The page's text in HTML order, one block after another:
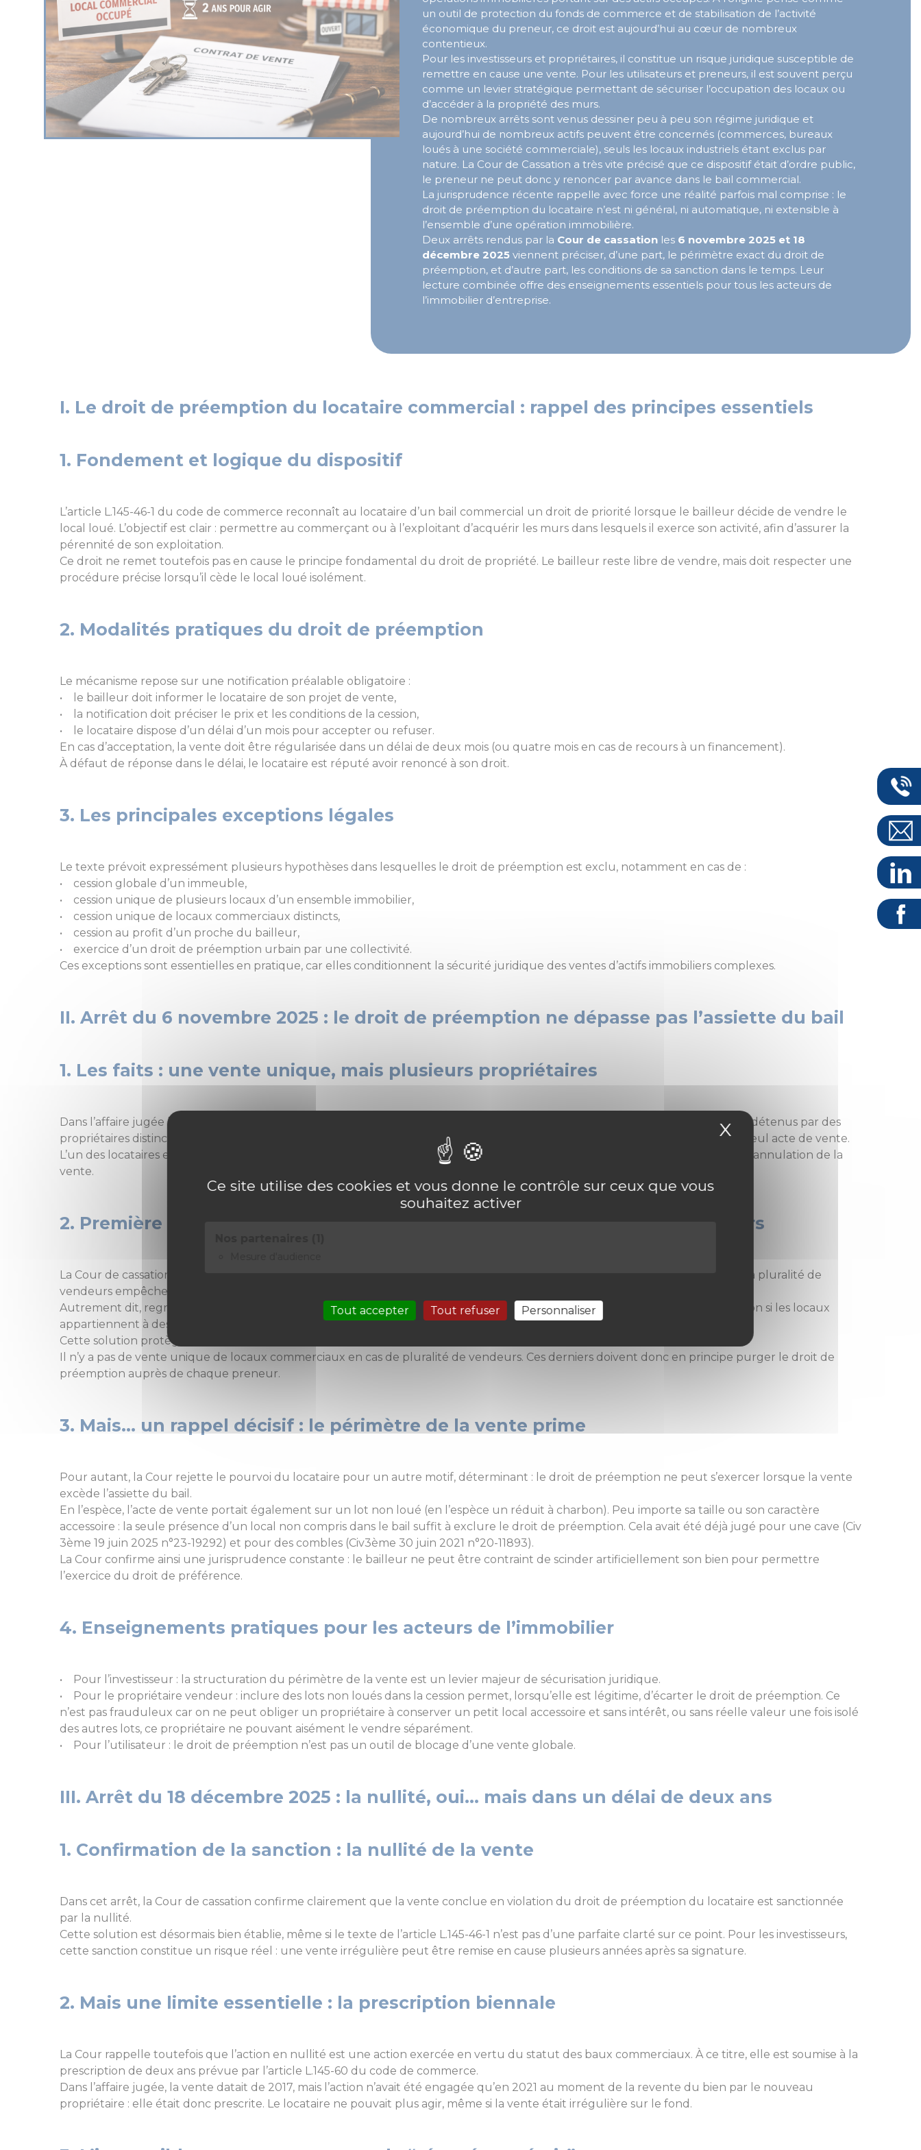
Ce site utilise des cookies et vous donne le contrôle sur ceux que vous
souhaitez activer
Tout accepter Tout refuser Personnaliser
X Masquer le
un outil de protection du fonds de commerce et de stabilisation de l’activité
économique du preneur, ce droit est aujourd’hui au cœur de nombreux
contentieux.
Pour les investisseurs et propriétaires, il constitue un risque juridique susceptible de
remettre en cause une vente. Pour les utilisateurs et preneurs, il est souvent perçu
comme un levier stratégique permettant de sécuriser l’occupation des locaux ou
d’accéder à la propriété des murs.
De nombreux arrêts sont venus dessiner peu à peu son régime juridique et
aujourd’hui de nombreux actifs peuvent être concernés (commerces, bureaux
loués à une société commerciale), seuls les locaux industriels étant exclus par
nature. La Cour de Cassation a très vite précisé que ce dispositif était d’ordre public,
le preneur ne peut donc y renoncer par avance dans le bail commercial.
La jurisprudence récente rappelle avec force une réalité parfois mal comprise : le
droit de préemption du locataire n’est ni général, ni automatique, ni extensible à
l’ensemble d’une opération immobilière.
Deux arrêts rendus par la Cour de cassationles 6 novembre 2025 et 18
décembre 2025viennent préciser, d’une part, le périmètre exact du droit de
préemption, et d’autre part, les conditions de sa sanction dans le temps. Leur
lecture combinée offre des enseignements essentiels pour tous les acteurs de
l’immobilier d’entreprise.
I. Le droit de préemption du locataire commercial : rappel des principes essentiels
1. Fondement et logique du dispositif
L’article L.145-46-1 du code de commerce reconnaît au locataire d’un bail commercial un droit de priorité lorsque le bailleur décide de vendre le
local loué. L’objectif est clair : permettre au commerçant ou à l’exploitant d’acquérir les murs dans lesquels il exerce son activité, afin d’assurer la
pérennité de son exploitation.
Ce droit ne remet toutefois pas en cause le principe fondamental du droit de propriété. Le bailleur reste libre de vendre, mais doit respecter une
procédure précise lorsqu’il cède le local loué isolément.
2. Modalités pratiques du droit de préemption
Le mécanisme repose sur une notification préalable obligatoire :
• le bailleur doit informer le locataire de son projet de vente,
• la notification doit préciser le prix et les conditions de la cession,
• le locataire dispose d’un délai d’un mois pour accepter ou refuser.
En cas d’acceptation, la vente doit être régularisée dans un délai de deux mois (ou quatre mois en cas de recours à un financement).
À défaut de réponse dans le délai, le locataire est réputé avoir renoncé à son droit.
3. Les principales exceptions légales
Le texte prévoit expressément plusieurs hypothèses dans lesquelles le droit de préemption est exclu, notamment en cas de :
• cession globale d’un immeuble,
• cession unique de plusieurs locaux d’un ensemble immobilier,
• cession unique de locaux commerciaux distincts,
• cession au profit d’un proche du bailleur,
• exercice d’un droit de préemption urbain par une collectivité.
Ces exceptions sont essentielles en pratique, car elles conditionnent la sécurité juridique des ventes d’actifs immobiliers complexes.
II. Arrêt du 6 novembre 2025 : le droit de préemption ne dépasse pas l’assiette du bail
1. Les faits : une vente unique, mais plusieurs propriétaires
Dans l’affaire jugée le 6 novembre 2025 (Civ 3ème 6 nov.2025 n°23-21442), une vente portait sur plusieurs lots de copropriété, détenus par des
propriétaires distincts, loués à deux locataires différents. L’ensemble immobilier avait été cédé à un acquéreur unique par un seul acte de vente.
L’un des locataires estimait que cette structuration avait été utilisée pour faire échec à son droit de préemption et demandait l’annulation de la
vente.
2. Première précision : la “cession unique” suppose une identité de vendeurs
La Cour de cassation écarte clairement l’argument tiré de la “cession unique de locaux commerciaux distincts”. Elle juge que la pluralité de
vendeurs empêche de qualifier l’opération de cession unique au sens de l’article L.145-46-1.
Autrement dit, regrouper artificiellement plusieurs ventes dans un même acte ne suffit pas à neutraliser le droit de préemption si les locaux
appartiennent à des propriétaires distincts.
Cette solution protège le locataire contre certains montages juridiques opportunistes.
Il n’y a pas de vente unique de locaux commerciaux en cas de pluralité de vendeurs. Ces derniers doivent donc en principe purger le droit de
préemption auprès de chaque preneur.
3. Mais… un rappel décisif : le périmètre de la vente prime
Pour autant, la Cour rejette le pourvoi du locataire pour un autre motif, déterminant : le droit de préemption ne peut s’exercer lorsque la vente
excède l’assiette du bail.
En l’espèce, l’acte de vente portait également sur un lot non loué (en l’espèce un réduit à charbon). Peu importe sa taille ou son caractère
accessoire : la seule présence d’un local non compris dans le bail suffit à exclure le droit de préemption. Cela avait été déjà jugé pour une cave (Civ
3ème 19 juin 2025 n°23-19292) et pour des combles (Civ3ème 30 juin 2021 n°20-11893).
La Cour confirme ainsi une jurisprudence constante : le bailleur ne peut être contraint de scinder artificiellement son bien pour permettre
l’exercice du droit de préférence.
4. Enseignements pratiques pour les acteurs de l’immobilier
• Pour l’investisseur : la structuration du périmètre de la vente est un levier majeur de sécurisation juridique.
• Pour le propriétaire vendeur : inclure des lots non loués dans la cession permet, lorsqu’elle est légitime, d’écarter le droit de préemption. Ce
n’est pas frauduleux car on ne peut obliger un propriétaire à conserver un petit local accessoire et sans intérêt, ou sans réelle valeur une fois isolé
des autres lots, ce propriétaire ne pouvant aisément le vendre séparément.
• Pour l’utilisateur : le droit de préemption n’est pas un outil de blocage d’une vente globale.
III. Arrêt du 18 décembre 2025 : la nullité, oui… mais dans un délai de deux ans
1. Confirmation de la sanction : la nullité de la vente
Dans cet arrêt, la Cour de cassation confirme clairement que la vente conclue en violation du droit de préemption du locataire est sanctionnée
par la nullité.
Cette solution est désormais bien établie, même si le texte de l’article L.145-46-1 n’est pas d’une parfaite clarté sur ce point. Pour les investisseurs,
cette sanction constitue un risque réel : une vente irrégulière peut être remise en cause plusieurs années après sa signature.
2. Mais une limite essentielle : la prescription biennale
La Cour rappelle toutefois que l’action en nullité est une action exercée en vertu du statut des baux commerciaux. À ce titre, elle est soumise à la
prescription de deux ans prévue par l’article L.145-60 du code de commerce.
Dans l’affaire jugée, la vente datait de 2017, mais l’action n’avait été engagée qu’en 2021 au moment de la revente du bien par le nouveau
propriétaire : elle était donc prescrite. Le locataire ne pouvait plus agir, même si la vente était irrégulière sur le fond.